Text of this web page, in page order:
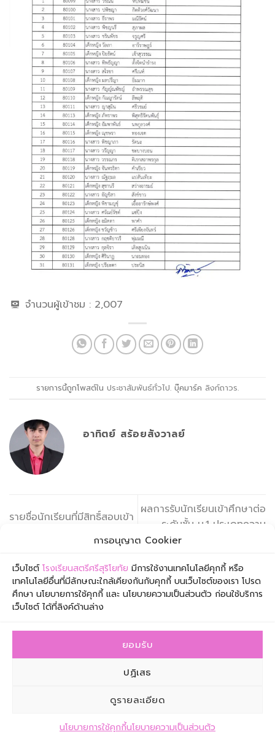
การอนุญาต Cookier
เว็บไซต์โรงเรียนสตรีศรีสุริโยทัย มีการใช้งานเทคโนโลยีคุกกี้ หรือ
เทคโนโลยีอื่นที่มีลักษณะใกล้เคียงกันกับคุกกี้ บนเว็บไซต์ของเรา โปรด
ศึกษา นโยบายการใช้คุกกี้ และ นโยบายความเป็นส่วนตัว ก่อนใช้บริการ
เว็บไซต์ ได้ที่ลิงค์ด้านล่าง
ยอมรับ
ปฏิเสธ
ดูรายละเอียด
นโยบายการใช้คุกกี้นโยบายความเป็นส่วนตัว
จำนวนผู้เข้าชม : 2,007
รายการนี้ถูกโพสต์ใน ประชาสัมพันธ์ทั่วไป. บุ๊คมาร์ค ลิงก์ถาวร.
อาทิตย์ สร้อยสังวาลย์
รายชื่อนักเรียนที่มีสิทธิ์สอบเข้า
2567 (ความสามารถพิเศษ)
ผลการรับนักเรียนเข้าศึกษาต่อ
ระดับชั้น ม.1 ประเภทความ
สามารถพิเศษ ปีการศึกษา
โรงเรียนสตรีศรีสุริโยทัย เลขที่ 1 ซอยเจริญกรุง 57 ถนน
เจริญกรุง เขตสาทร กรุงเทพมหานคร 10120
info@suriyothai.ac.th
ติดต่อสอบถาม